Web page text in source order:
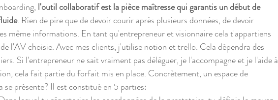
l'outil collaboratif est la pièce maîtresse qui garantis un début de
. Rien de pire que de devoir courir après plusieurs données, de devoir
même informations. En tant qu'entrepreneur et visionnaire cela t'appartiens
l'AV choisie. Avec mes clients, j'utilise notion et trello. Cela dépendra des
Si l'entrepreneur ne sait vraiment pas déléguer, je l'accompagne et je l'aide à
cela fait partie du forfait mis en place. Concrètement, un espace de
présente? Il est constitué en 5 parties: